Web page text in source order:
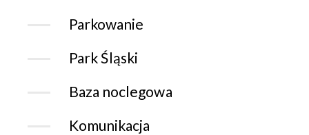
Parkowanie
Park Śląski
Baza noclegowa
Komunikacja